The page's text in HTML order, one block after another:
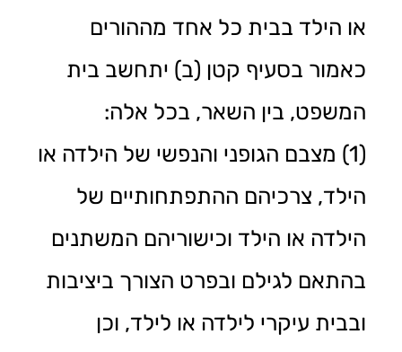
או הילד בבית כל אחד מההורים
כאמור בסעיף קטן (ב) יתחשב בית
המשפט, בין השאר, בכל אלה:
(1) מצבם הגופני והנפשי של הילדה או
הילד, צרכיהם ההתפתחותיים של
הילדה או הילד וכישוריהם המשתנים
בהתאם לגילם ובפרט הצורך ביציבות
ובבית עיקרי לילדה או לילד, וכן